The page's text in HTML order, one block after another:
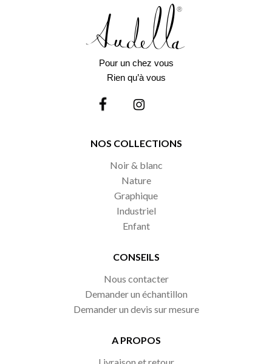
Pour un chez vous
Rien qu’à vous
NOS COLLECTIONS
Noir & blanc
Nature
Graphique
Industriel
Enfant
CONSEILS
Nous contacter
Demander un échantillon
Demander un devis sur mesure
A PROPOS